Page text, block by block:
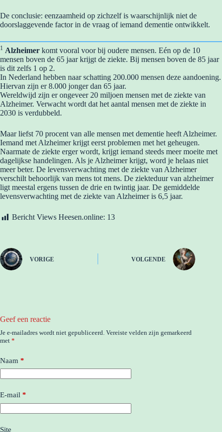
De conclusie: eenzaamheid op zichzelf is waarschijnlijk niet de
doorslaggevende factor in de vraag of iemand dementie ontwikkelt.
1 Alzheimer komt vooral voor bij oudere mensen. Eén op de 10
mensen boven de 65 jaar krijgt de ziekte. Bij mensen boven de 85 jaar
is dit zelfs 1 op 2.
In Nederland hebben naar schatting 200.000 mensen deze aandoening.
Hiervan zijn er 8.000 jonger dan 65 jaar.
Wereldwijd zijn er ongeveer 20 miljoen mensen met de ziekte van
Alzheimer. Verwacht wordt dat het aantal mensen met de ziekte in
2030 is verdubbeld.
Maar liefst 70 procent van alle mensen met dementie heeft Alzheimer.
Iemand met Alzheimer krijgt eerst problemen met het geheugen.
Naarmate de ziekte erger wordt, krijgt iemand steeds meer moeite met
dagelijkse handelingen. Als je Alzheimer krijgt, word je helaas niet
meer beter. De levensverwachting met de ziekte van Alzheimer
verschilt behoorlijk van mens tot mens. De ziekteduur van alzheimer
ligt meestal ergens tussen de drie en twintig jaar. De gemiddelde
levensverwachting met de ziekte van Alzheimer is 6,5 jaar.
Bericht Views Heesen.online: 13
VORIGE VOLGENDE
Geef een reactie
Je e-mailadres wordt niet gepubliceerd. Vereiste velden zijn gemarkeerd
met *
Naam *
E-mail *
Site